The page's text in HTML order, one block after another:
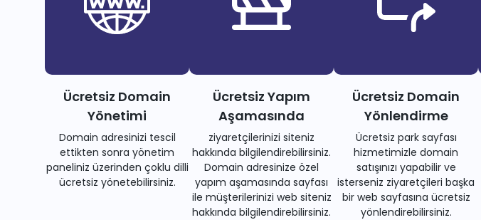
Ücretsiz Domain
Yönetimi
Domain adresinizi tescil
ettikten sonra yönetim
paneliniz üzerinden çoklu dilli
ücretsiz yönetebilirsiniz.
Ücretsiz Yapım
Aşamasında
ziyaretçilerinizi siteniz
hakkında bilgilendirebilirsiniz.
Domain adresinize özel
yapım aşamasında sayfası
ile müşterilerinizi web siteniz
hakkında bilgilendirebilirsiniz.
Ücretsiz Domain
Yönlendirme
Ücretsiz park sayfası
hizmetimizle domain
satışınızı yapabilir ve
isterseniz ziyaretçileri başka
bir web sayfasına ücretsiz
yönlendirebilirsiniz.